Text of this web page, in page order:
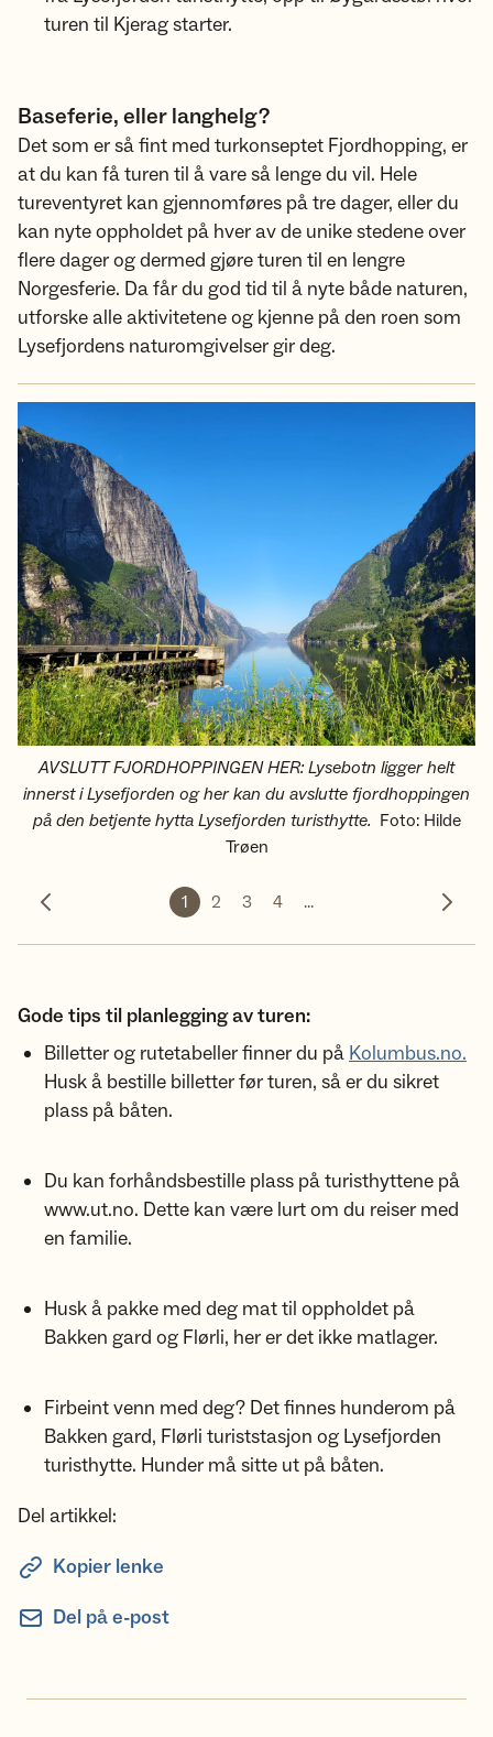
turen til Kjerag starter.
Baseferie, eller langhelg?
Det som er så fint med turkonseptet Fjordhopping, er
at du kan få turen til å vare så lenge du vil. Hele
tureventyret kan gjennomføres på tre dager, eller du
kan nyte oppholdet på hver av de unike stedene over
flere dager og dermed gjøre turen til en lengre
Norgesferie. Da får du god tid til å nyte både naturen,
utforske alle aktivitetene og kjenne på den roen som
Lysefjordens naturomgivelser gir deg.
AVSLUTT FJORDHOPPINGEN HER: Lysebotn ligger helt
innerst i Lysefjorden og her kan du avslutte fjordhoppingen
på den betjente hytta Lysefjorden turisthytte. Foto: Hilde
Trøen
Forrige bilde
1 2 3 4 ...
Gode tips til planlegging av turen:
Billetter og rutetabeller finner du på Kolumbus.no.
Husk å bestille billetter før turen, så er du sikret
plass på båten.
Du kan forhåndsbestille plass på turisthyttene på
www.ut.no. Dette kan være lurt om du reiser med
en familie.
Husk å pakke med deg mat til oppholdet på
Bakken gard og Flørli, her er det ikke matlager.
Firbeint venn med deg? Det finnes hunderom på
Bakken gard, Flørli turiststasjon og Lysefjorden
turisthytte. Hunder må sitte ut på båten.
Del artikkel:
Kopier lenke
Del på e-post